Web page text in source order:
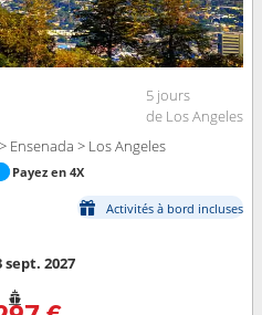
5 jours
de Los Angeles
Ensenada > Los Angeles
Payez en 4X
Activités à bord incluses
sept. 2027